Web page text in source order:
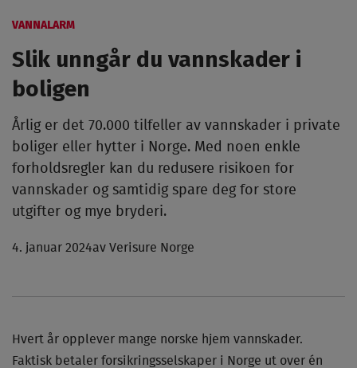
VANNALARM
Slik unngår du vannskader i
boligen
Årlig er det 70.000 tilfeller av vannskader i private
boliger eller hytter i Norge. Med noen enkle
forholdsregler kan du redusere risikoen for
vannskader og samtidig spare deg for store
utgifter og mye bryderi.
4. januar 2024av Verisure Norge
Hvert år opplever mange norske hjem vannskader.
Faktisk betaler forsikringsselskaper i Norge ut over én